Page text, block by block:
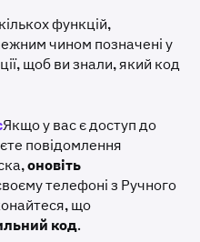
функцій,
чином позначені у
щоб ви знали, який код
Якщо у вас є доступ до
повідомлення
оновіть
телефоні з Ручного
що
код.